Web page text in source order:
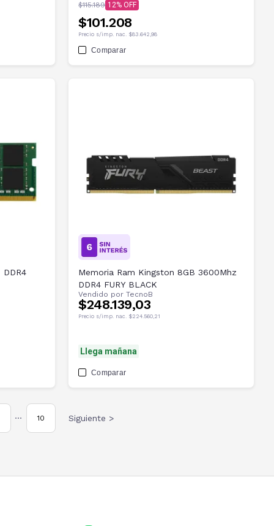
$115.189 12
$101.208
Precio s/imp. nac. $83.642,98
Comparar
Memoria Ram Kingston 8GB 3600Mhz
DDR4 FURY BLACK
Vendido por TecnoB
$248.139,03
Precio s/imp. nac. $224.560,21
Llega mañana
Comparar
••• 10 Siguiente >